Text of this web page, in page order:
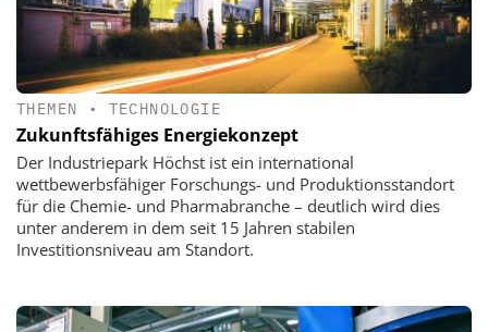
THEMEN • TECHNOLOGIE
Zukunftsfähiges Energiekonzept
Der Industriepark Höchst ist ein international
wettbewerbsfähiger Forschungs- und Produktionsstandort
für die Chemie- und Pharmabranche – deutlich wird dies
unter anderem in dem seit 15 Jahren stabilen
Investitionsniveau am Standort.